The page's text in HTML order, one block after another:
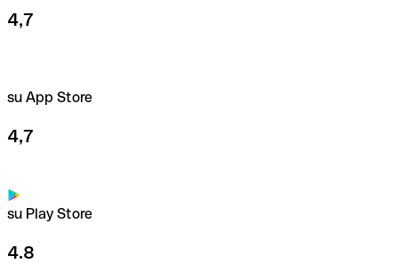
4,7
su App Store
4,7
su Play Store
4.8